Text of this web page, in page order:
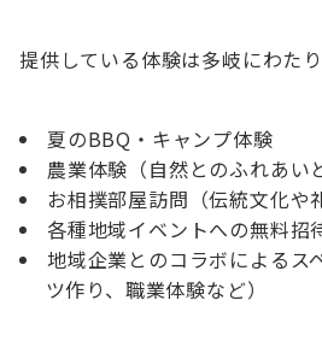
提供している体験は多岐にわたり
夏のBBQ・キャンプ体験
農業体験（自然とのふれあい
お相撲部屋訪問（伝統文化や
各種地域イベントへの無料招
地域企業とのコラボによるス
ツ作り、職業体験など）